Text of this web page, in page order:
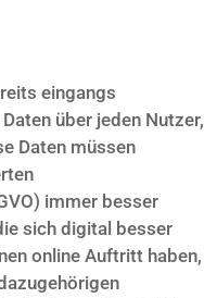
eingangs
über jeden Nutzer,
Daten müssen
immer besser
sich digital besser
online Auftritt haben,